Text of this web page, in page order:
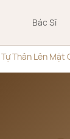
Bác Sĩ
Thân Lên Mặt